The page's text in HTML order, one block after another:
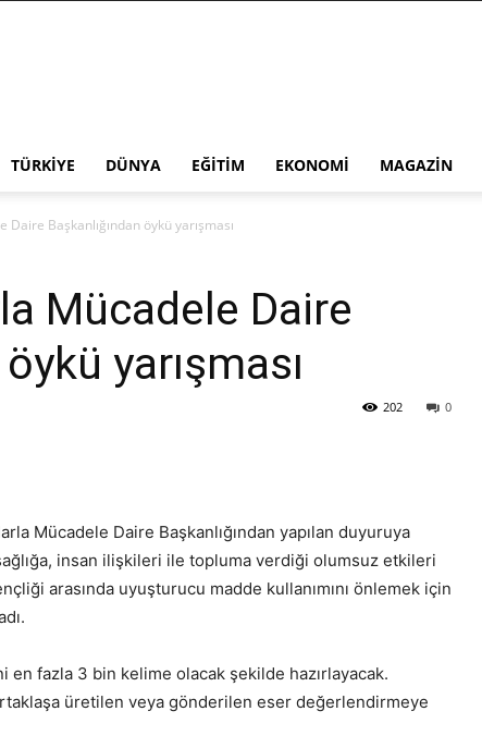
TÜRKIYE DÜNYA EĞITIM EKONOMI MAGAZIN
Başkanlığından öykü yarışması
Mücadele Daire
yarışması
0
202
Mücadele Daire Başkanlığından yapılan duyuruya
insan ilişkileri ile topluma verdiği olumsuz etkileri
arasında uyuşturucu madde kullanımını önlemek için
en fazla 3 bin kelime olacak şekilde hazırlayacak.
üretilen veya gönderilen eser değerlendirmeye